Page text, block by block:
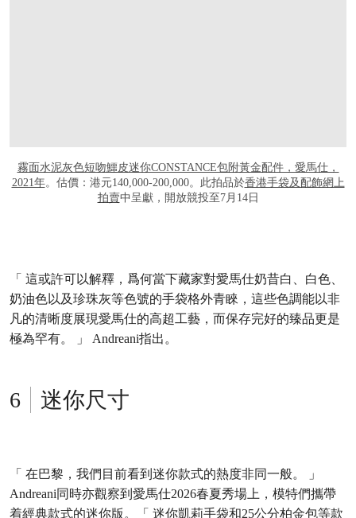
霧面水泥灰色短吻鱷皮迷你CONSTANCE包附黃金配件，愛馬仕，
2021年。估價：港元140,000-200,000。此拍品於香港手袋及配飾網上
拍賣中呈獻，開放競投至7月14日
「 這或許可以解釋，爲何當下藏家對愛馬仕奶昔白、白色、
奶油色以及珍珠灰等色號的手袋格外青睞，這些色調能以非
凡的清晰度展現愛馬仕的高超工藝，而保存完好的臻品更是
極為罕有。 」 Andreani指出。
迷你尺寸
「 在巴黎，我們目前看到迷你款式的熱度非同一般。 」
Andreani同時亦觀察到愛馬仕2026春夏秀場上，模特們攜帶
着經典款式的迷你版。「 迷你凱莉手袋和25公分柏金包等款